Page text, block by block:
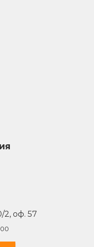
2, оф. 57
00